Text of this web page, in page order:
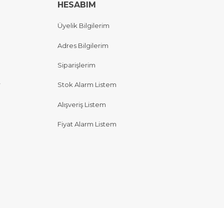
HESABIM
Üyelik Bilgilerim
Adres Bilgilerim
Siparişlerim
Stok Alarm Listem
Alışveriş Listem
Fiyat Alarm Listem